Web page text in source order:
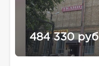
484 330 руб